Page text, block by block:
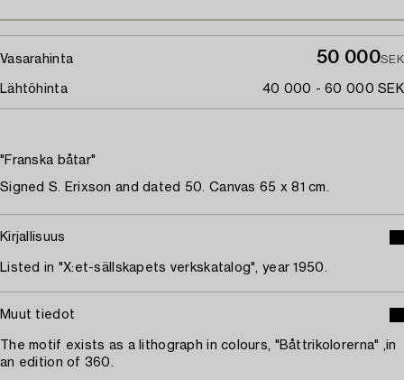
Vasarahinta 50 000SEK
Lähtöhinta 40 000 - 60 000 SEK
"Franska båtar"
Signed S. Erixson and dated 50. Canvas 65 x 81 cm.
Kirjallisuus
Listed in "X:et-sällskapets verkskatalog", year 1950.
Muut tiedot
The motif exists as a lithograph in colours, "Båttrikolorerna" ,in
an edition of 360.